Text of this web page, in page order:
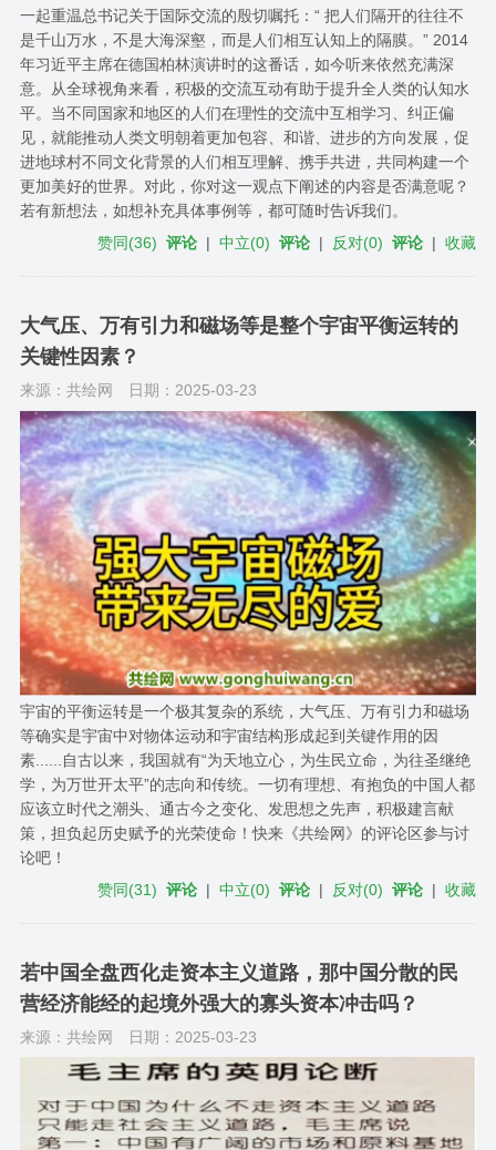
一起重温总书记关于国际交流的殷切嘱托：​“ 把人们隔开的往往不
是千山万水，不是大海深壑，而是人们相互认知上的隔膜。” 2014
年习近平主席在德国柏林演讲时的这番话，如今听来依然充满深
意。从全球视角来看，积极的交流互动有助于提升全人类的认知水
平。当不同国家和地区的人们在理性的交流中互相学习、纠正偏
见，就能推动人类文明朝着更加包容、和谐、进步的方向发展，促
进地球村不同文化背景的人们相互理解、携手共进，共同构建一个
更加美好的世界。对此，你对这一观点下阐述的内容是否满意呢？
若有新想法，如想补充具体事例等，都可随时告诉我们。
赞同(36) 评论 |中立(0) 评论 | 反对(0) 评论 |收藏
大气压、万有引力和磁场等是整个宇宙平衡运转的
关键性因素？
来源：共绘网 日期：2025-03-23
宇宙的平衡运转是一个极其复杂的系统，大气压、万有引力和磁场
等确实是宇宙中对物体运动和宇宙结构形成起到关键作用的因
素......自古以来，我国就有“为天地立心，为生民立命，为往圣继绝
学，为万世开太平”的志向和传统。一切有理想、有抱负的中国人都
应该立时代之潮头、通古今之变化、发思想之先声，积极建言献
策，担负起历史赋予的光荣使命！快来《共绘网》的评论区参与讨
论吧！
赞同(31) 评论 |中立(0) 评论 | 反对(0) 评论 |收藏
若中国全盘西化走资本主义道路，那中国分散的民
营经济能经的起境外强大的寡头资本冲击吗？
来源：共绘网 日期：2025-03-23